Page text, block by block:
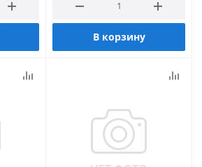
В корзину